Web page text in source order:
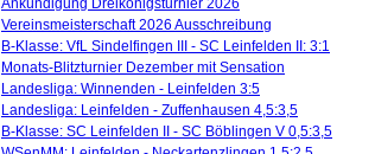
Ankündigung Dreikönigsturnier 2026
Vereinsmeisterschaft 2026 Ausschreibung
B-Klasse: VfL Sindelfingen III - SC Leinfelden II: 3:1
Monats-Blitzturnier Dezember mit Sensation
Landesliga: Winnenden - Leinfelden 3:5
Landesliga: Leinfelden - Zuffenhausen 4,5:3,5
B-Klasse: SC Leinfelden II - SC Böblingen V 0,5:3,5